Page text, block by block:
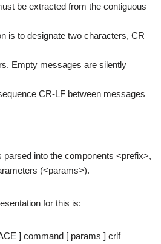
be extracted from the contiguous
is to designate two characters, CR
Empty messages are silently
CR-LF between messages
into the components <prefix>,
(<params>).
for this is:
] command [ params ] crlf